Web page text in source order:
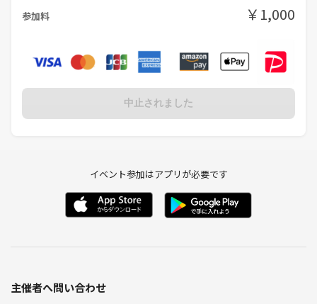
参加料 ￥1,000
中止されました
イベント参加はアプリが必要です
主催者へ問い合わせ